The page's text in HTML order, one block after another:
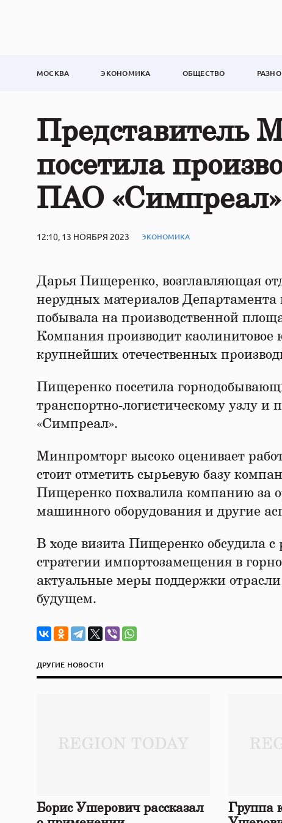
МОСКВА ЭКОНОМИКА ОБЩЕСТВО
Представитель
посетила
ПАО «Симпреал»
12:10, 13 НОЯБРЯ 2023 ЭКОНОМИКА
Дарья Пищеренко, возглавляющая
нерудных материалов
побывала на производственной
Компания производит каолинитовое
крупнейших отечественных
Пищеренко посетила
транспортно-логистическому узлу
«Симпреал».
Минпромторг высоко оценивает
стоит отметить сырьевую базу
Пищеренко похвалила компанию за
машинного оборудования и другие
В ходе визита Пищеренко обсудила
стратегии импортозамещения в
актуальные меры поддержки отрасли
будущем.
ДРУГИЕ НОВОСТИ
Борис Ушерович рассказал
Группа